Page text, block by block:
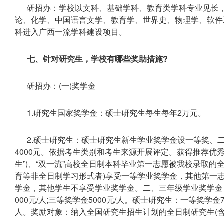
研招办：学校以文科、基础学科、教育类学科专业见
论、化学、中国语言文学、教育学、世界史、物理学、软
科进入广西一流学科建设项目。
七、针对研究生，学校有哪些奖助措施?
研招办：(一)奖学金
1.研究生国家奖学金：硕士研究生每生每年2万元。
2.硕士研究生：硕士研究生新生学业奖学金设一等奖
4000元。依据考生类别和考生来源开展评定。获得推荐优
生”)、“双一流”高校全日制本科毕业第一志愿被我校录取
育等非全日制学习形式者)享受一等学业奖学金，其他第一
学金，其他学生不享受学业奖学金。二、三年级学业奖学
000元/人;三等奖学金5000元/人。硕士研究生：一等奖学
人。奖励对象：纳入全国研究生招生计划的全日制研究生(